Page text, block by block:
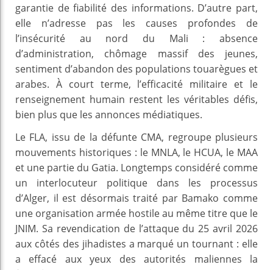
garantie de fiabilité des informations. D’autre part,
elle n’adresse pas les causes profondes de
l’insécurité au nord du Mali : absence
d’administration, chômage massif des jeunes,
sentiment d’abandon des populations touarègues et
arabes. À court terme, l’efficacité militaire et le
renseignement humain restent les véritables défis,
bien plus que les annonces médiatiques.
Le FLA, issu de la défunte CMA, regroupe plusieurs
mouvements historiques : le MNLA, le HCUA, le MAA
et une partie du Gatia. Longtemps considéré comme
un interlocuteur politique dans les processus
d’Alger, il est désormais traité par Bamako comme
une organisation armée hostile au même titre que le
JNIM. Sa revendication de l’attaque du 25 avril 2026
aux côtés des jihadistes a marqué un tournant : elle
a effacé aux yeux des autorités maliennes la